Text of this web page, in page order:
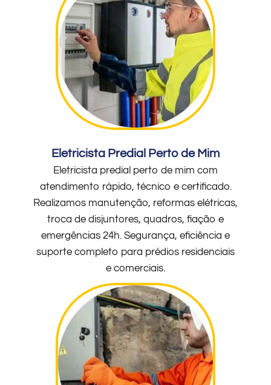
Eletricista Predial Perto de Mim
Eletricista predial perto de mim com
atendimento rápido, técnico e certificado.
Realizamos manutenção, reformas elétricas,
troca de disjuntores, quadros, fiação e
emergências 24h. Segurança, eficiência e
suporte completo para prédios residenciais
e comerciais.